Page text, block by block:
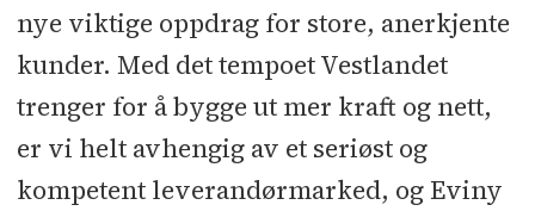
nye viktige oppdrag for store, anerkjente
kunder. Med det tempoet Vestlandet
trenger for å bygge ut mer kraft og nett,
er vi helt avhengig av et seriøst og
kompetent leverandørmarked, og Eviny